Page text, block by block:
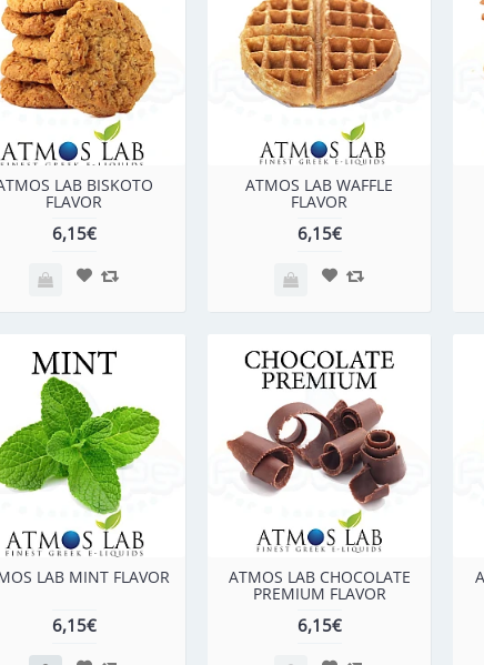
LAB BISKOTO
FLAVOR
6,15€
ATMOS LAB WAFFLE
FLAVOR
6,15€
LAB MINT FLAVOR
6,15€
ATMOS LAB CHOCOLATE
PREMIUM FLAVOR
6,15€